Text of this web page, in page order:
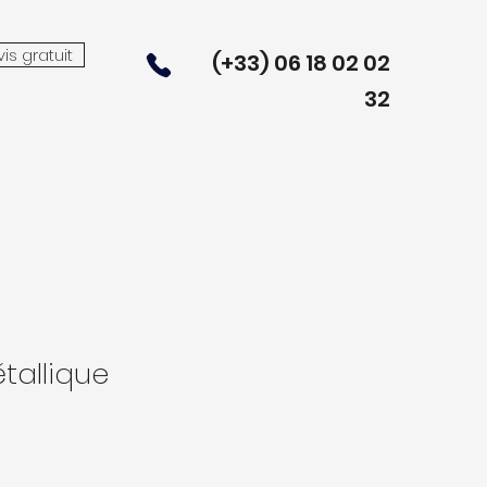
gratuit
(+33) 06 18 02 02
32